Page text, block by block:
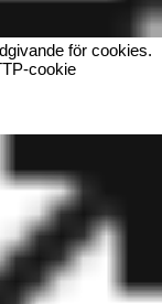
för cookies.
cookie